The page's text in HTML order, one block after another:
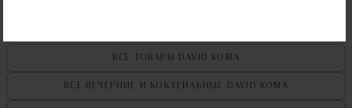
ВСЕ ТОВАРЫ DAVID KOMA
ВСЕ ВЕЧЕРНИЕ И КОКТЕЙЛЬНЫЕ DAVID KOMA